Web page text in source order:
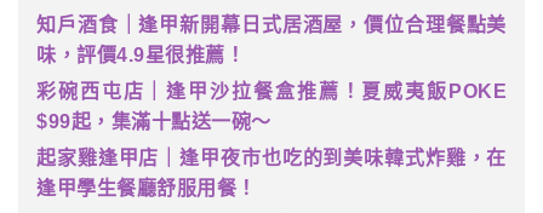
知戶酒食｜逢甲新開幕日式居酒屋，價位合理餐點美
味，評價4.9星很推薦！
彩碗西屯店｜逢甲沙拉餐盒推薦！夏威夷飯POKE
$99起，集滿十點送一碗～
起家雞逢甲店｜逢甲夜市也吃的到美味韓式炸雞，在
逢甲學生餐廳舒服用餐！